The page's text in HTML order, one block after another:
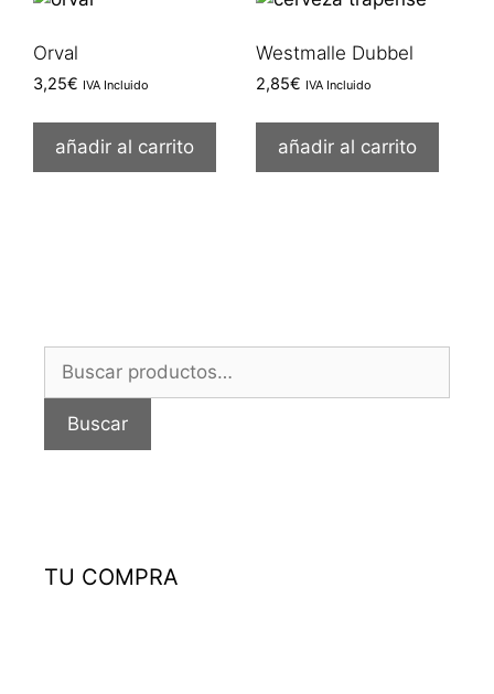
Orval
3,25€ IVA Incluido
añadir al carrito
Westmalle Dubbel
2,85€ IVA Incluido
añadir al carrito
Buscar
Buscar
TU COMPRA